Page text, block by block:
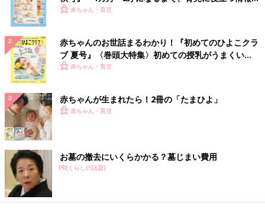
いっぱい！
赤ちゃん・育児
赤ちゃんのお世話まるわかり！『初めてのひよこクラ
ブ 夏号』〈巻頭大特集〉初めての授乳がうまくい
く！ おっぱい・ミルクの基本と夏のトラブル 解決テ
赤ちゃん・育児
赤ちゃんが生まれたら！2冊の「たまひよ」
赤ちゃん・育児
お墓の撤去にいくらかかる？墓じまい費用
PR(くらしの話題)